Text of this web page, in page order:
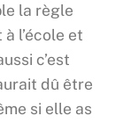
la règle
l’école et
c’est
dû être
si elle as